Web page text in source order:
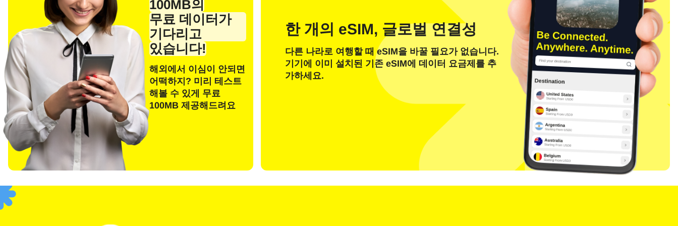
100MB의
무료 데이터가
기다리고
있습니다!
해외에서 이심이 안되면
어떡하지? 미리 테스트
해볼 수 있게 무료
100MB 제공해드려요
한 개의 eSIM, 글로벌 연결성
다른 나라로 여행할 때 eSIM을 바꿀 필요가 없습니다.
기기에 이미 설치된 기존 eSIM에 데이터 요금제를 추
가하세요.
English Español
Français
통화 선택:
통화 검색
OTP 코드 전송
또는 다음으로 로그인